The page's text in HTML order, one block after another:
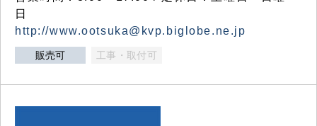
日
http://www.ootsuka@kvp.biglobe.ne.jp
販売可 工事・取付可